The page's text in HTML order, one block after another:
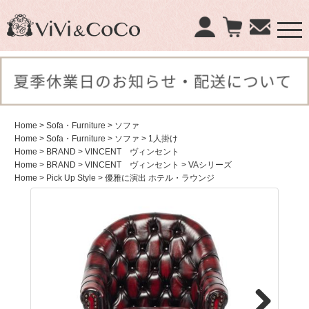
Home > Sofa・Furniture > ソファ
Home > Sofa・Furniture > ソファ > 1人掛け
Home > BRAND > VINCENT ヴィンセント
Home > BRAND > VINCENT ヴィンセント > VAシリーズ
Home > Pick Up Style > 優雅に演出 ホテル・ラウンジ
×
商品検索：